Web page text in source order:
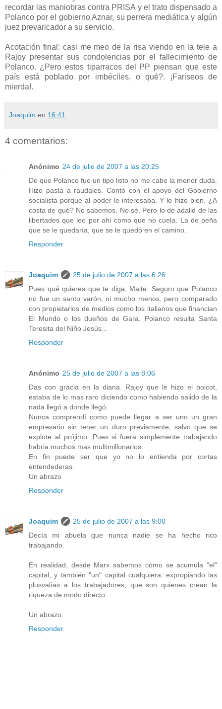
recordar las maniobras contra PRISA y el trato dispensado a
Polanco por el gobierno Aznar, su perrera mediática y algún
juez prevaricador a su servicio.
Acotación final: casi me meo de la risa viendo en la tele a
Rajoy presentar sus condolencias por el fallecimiento de
Polanco. ¿Pero estos tiparracos del PP piensan que este
país está poblado por imbéciles, o qué?. ¡Fariseos de
mierda!.
Joaquim en 16:41
4 comentarios:
Anónimo 24 de julio de 2007 a las 20:25
De que Polanco fue un tipo listo no me cabe la menor duda.
Hizo pasta a raudales. Contó con el apoyo del Gobierno
socialista porque al poder le interesaba. Y lo hizo bien. ¿A
costa de qué? No sabemos. No sé. Pero lo de adalid de las
libertades que leo por ahí como que no cuela. La de peña
que se le quedaría, que se le quedó en el camino.
Responder
Joaquim
25 de julio de 2007 a las 6:26
Pues qué quieres que te diga, Maite. Seguro que Polanco
no fue un santo varón, ni mucho menos, pero comparado
con propietarios de medios como los italianos que financian
El Mundo o los dueños de Gara, Polanco resulta Santa
Teresita del Niño Jesús...
Responder
Anónimo 25 de julio de 2007 a las 8:06
Das con gracia en la diana. Rajoy que le hizo el boicot,
estaba de lo mas raro diciendo como habiendo salido de la
nada llegó a donde llegó.
Nunca comprendí como puede llegar a ser uno un gran
empresario sin tener un duro previamente, salvo que se
explote al prójimo. Pues si fuera simplemente trabajando
habria muchos mas multimillonarios.
En fin puede ser que yo no lo entienda por cortas
entendederas.
Un abrazo
Responder
Joaquim
25 de julio de 2007 a las 9:00
Decía mi abuela que nunca nadie se ha hecho rico
trabajando.
En realidad, desde Marx sabemos cómo se acumula "el"
capital, y también "un" capital cualquiera: expropiando las
plusvalías a los trabajadores, que son quienes crean la
riqueza de modo directo.
Un abrazo.
Responder